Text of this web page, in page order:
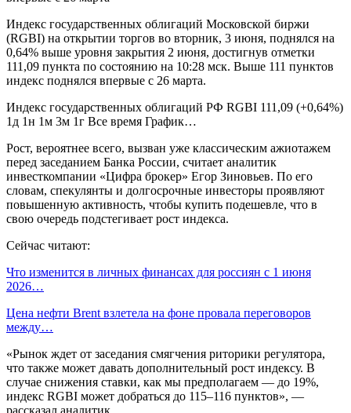
Индекс государственных облигаций Московской биржи
(RGBI) на открытии торгов во вторник, 3 июня, поднялся на
0,64% выше уровня закрытия 2 июня, достигнув отметки
111,09 пункта по состоянию на 10:28 мск. Выше 111 пунктов
индекс поднялся впервые с 26 марта.
Индекс государственных облигаций РФ RGBI 111,09 (+0,64%)
1д 1н 1м 3м 1г Все время График…
Рост, вероятнее всего, вызван уже классическим ажиотажем
перед заседанием Банка России, считает аналитик
инвесткомпании «Цифра брокер» Егор Зиновьев. По его
словам, спекулянты и долгосрочные инвесторы проявляют
повышенную активность, чтобы купить подешевле, что в
свою очередь подстегивает рост индекса.
Сейчас читают:
Что изменится в личных финансах для россиян с 1 июня
2026…
Цена нефти Brent взлетела на фоне провала переговоров
между…
«Рынок ждет от заседания смягчения риторики регулятора,
что также может давать дополнительный рост индексу. В
случае снижения ставки, как мы предполагаем — до 19%,
индекс RGBI может добраться до 115–116 пунктов», —
рассказал аналитик.